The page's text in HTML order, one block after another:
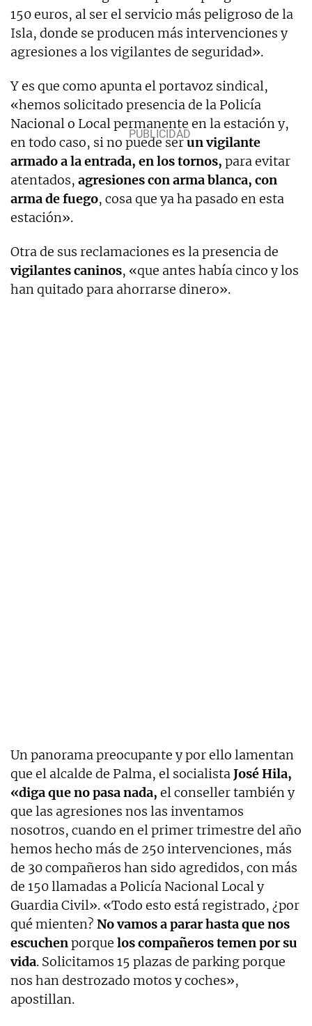
150 euros, al ser el servicio más peligroso de la
Isla, donde se producen más intervenciones y
agresiones a los vigilantes de seguridad».
Y es que como apunta el portavoz sindical,
«hemos solicitado presencia de la Policía
Nacional o Local permanente en la estación y,
en todo caso, si no puede serun vigilante
armado a la entrada, en los tornos, para evitar
atentados, agresiones con arma blanca, con
arma de fuego, cosa que ya ha pasado en esta
estación».
Otra de sus reclamaciones es la presencia de
vigilantes caninos, «que antes había cinco y los
han quitado para ahorrarse dinero».
Un panorama preocupante y por ello lamentan
que el alcalde de Palma, el socialistaJosé Hila,
«diga que no pasa nada, el conseller también y
que las agresiones nos las inventamos
nosotros, cuando en el primer trimestre del año
hemos hecho más de 250 intervenciones, más
de 30 compañeros han sido agredidos, con más
de 150 llamadas a Policía Nacional Local y
Guardia Civil». «Todo esto está registrado, ¿por
qué mienten? No vamos a parar hasta que nos
escuchenporque los compañeros temen por su
vida. Solicitamos 15 plazas de parking porque
nos han destrozado motos y coches»,
apostillan.